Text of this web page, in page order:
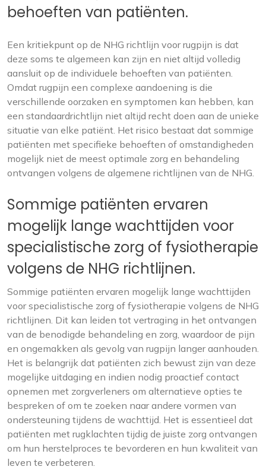
behoeften van patiënten.
Een kritiekpunt op de NHG richtlijn voor rugpijn is dat
deze soms te algemeen kan zijn en niet altijd volledig
aansluit op de individuele behoeften van patiënten.
Omdat rugpijn een complexe aandoening is die
verschillende oorzaken en symptomen kan hebben, kan
een standaardrichtlijn niet altijd recht doen aan de unieke
situatie van elke patiënt. Het risico bestaat dat sommige
patiënten met specifieke behoeften of omstandigheden
mogelijk niet de meest optimale zorg en behandeling
ontvangen volgens de algemene richtlijnen van de NHG.
Sommige patiënten ervaren
mogelijk lange wachttijden voor
specialistische zorg of fysiotherapie
volgens de NHG richtlijnen.
Sommige patiënten ervaren mogelijk lange wachttijden
voor specialistische zorg of fysiotherapie volgens de NHG
richtlijnen. Dit kan leiden tot vertraging in het ontvangen
van de benodigde behandeling en zorg, waardoor de pijn
en ongemakken als gevolg van rugpijn langer aanhouden.
Het is belangrijk dat patiënten zich bewust zijn van deze
mogelijke uitdaging en indien nodig proactief contact
opnemen met zorgverleners om alternatieve opties te
bespreken of om te zoeken naar andere vormen van
ondersteuning tijdens de wachttijd. Het is essentieel dat
patiënten met rugklachten tijdig de juiste zorg ontvangen
om hun herstelproces te bevorderen en hun kwaliteit van
leven te verbeteren.